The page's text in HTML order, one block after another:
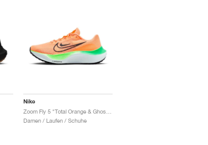
Nike
Damen / Laufen / Schuhe